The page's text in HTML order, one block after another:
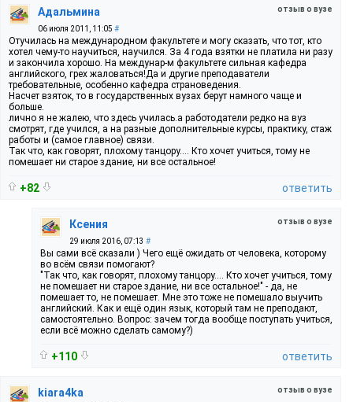
отзыв о вузе
Адальмина
06 июля 2011, 11:05 #
Отучилась на международном факультете и могу сказать, что тот, кто
хотел чему-то научиться, научился. За 4 года взятки не платила ни разу
и закончила хорошо. На междунар-м факультете сильная кафедра
английского, грех жаловаться!Да и другие преподаватели
требовательные, особенно кафедра страноведения.
Насчет взяток, то в государственных вузах берут намного чаще и
больше.
лично я не жалею, что здесь училась.а работодатели редко на вуз
смотрят, где учился, а на разные дополнительные курсы, практику, стаж
работы и (самое главное) связи.
Так что, как говорят, плохому танцору.... Кто хочет учиться, тому не
помешает ни старое здание, ни все остальное!
+82 ответить
отзыв о вузе
Ксения
29 июля 2016, 07:13 #
Вы сами всё сказали ) Чего ещё ожидать от человека, которому
во всём связи помогают?
"Так что, как говорят, плохому танцору.... Кто хочет учиться, тому
не помешает ни старое здание, ни все остальное!" - да, не
помешает то, не помешает. Мне это тоже не помешало выучить
английский. Как и ещё один язык, который там не преподают,
самостоятельно. Вопрос: зачем тогда вообще поступать учиться,
если всё можно сделать самому?)
+110 ответить
отзыв о вузе
kiara4ka